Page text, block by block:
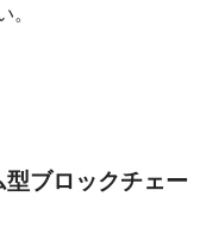
。
ブロックチェー